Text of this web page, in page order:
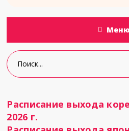
Меню
Расписание выхода
2026 г.